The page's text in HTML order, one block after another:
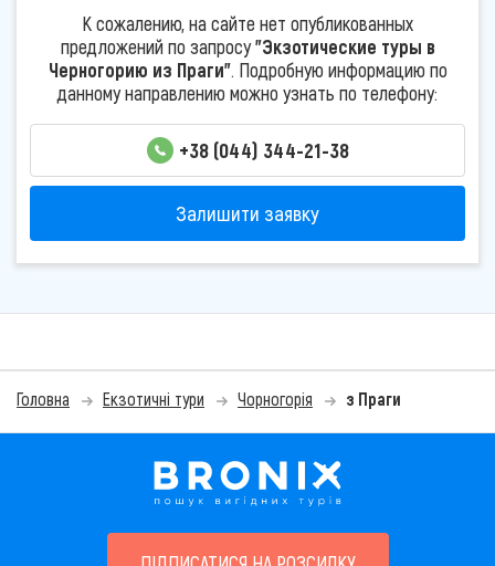
К сожалению, на сайте нет опубликованных
предложений по запросу"Экзотические туры в
Черногорию из Праги". Подробную информацию по
данному направлению можно узнать по телефону:
+38 (044) 344-21-38
Залишити заявку
Головна Екзотичні тури Чорногорія з Праги